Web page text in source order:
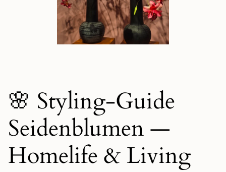
🌸 Styling-Guide
Seidenblumen —
Homelife & Living